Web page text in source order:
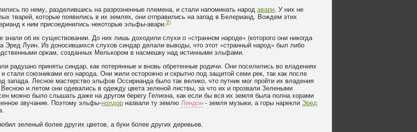
по нему, разделившись на разрозненные племена, и стали напоминать народ авари. У них не
тварей, которые появились в их землях, они отправились на запад в Белерианд. Вождем этих
к ним присоединились некоторые эльфы-авари.2)
об их существовании. До них лишь доходили слухи о «странном народе» (которого они никогда
Луин. Из доносившихся слухов синдар делали выводы, что этот «странный народ» был либо
оркам, созданных Мелькором в насмешку над истинными эльфами.
радушно приняты синдар, как потерянные и вновь обретенные родичи. Они поселились во владениях
союзниками его народа. Они жили осторожно и скрытно под защитой семи рек, так как после
запада. Лесное мастерство эльфов Оссирианда было так велико, что путник мог пройти их владения
Весною и летом они одевались в одежду цвета зеленой листвы, за что их и прозвали Зелеными
можно было слышать даже на другом берегу Гелиона, как если бы вся их земля была полна хорами
звучание. Поэтому эльфы-нолдор назвали ту землю Линдон - земля музыки, а горы нарекли Эред
зеленый более других цветов, а буки более других деревьев.